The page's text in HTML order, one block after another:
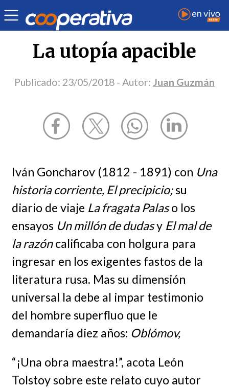
Opinión | Juan Guzmán
La utopía apacible
Publicado: 23/05/2018 - Autor: Juan Guzmán
Iván Goncharov (1812 - 1891) con Una
historia corriente, El precipicio;su
diario de viaje La fragata Palaso los
ensayos Un millón de dudasy El mal de
la razóncalificaba con holgura para
ingresar en los exigentes fastos de la
literatura rusa. Mas su dimensión
universal la debe al impar testimonio
del hombre superfluo que le
demandaría diez años: Oblómov,
“¡Una obra maestra!”, acota León
Tolstoy sobre este relato cuyo autor